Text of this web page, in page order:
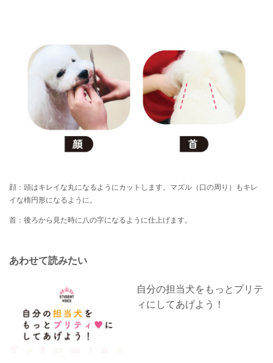
顔：頭はキレイな丸になるようにカットします。マズル（口の周り）もキレ
イな楕円形になるように。
首：後ろから見た時に八の字になるように仕上げます。
あわせて読みたい
自分の担当犬をもっとプリテ
ィにしてあげよう！